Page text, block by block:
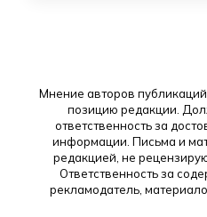
Мнение авторов
позицию редакции.
ответственность за
информации. Письма и
редакцией, не
Ответственность за
рекламодатель,